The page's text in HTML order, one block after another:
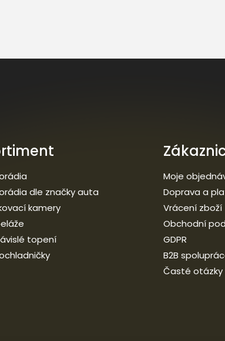
dle značky auta
kamery
topení
Moje
Doprava a
Vrácení zboží
Obchodní
GDPR
B2B
Časté otázky